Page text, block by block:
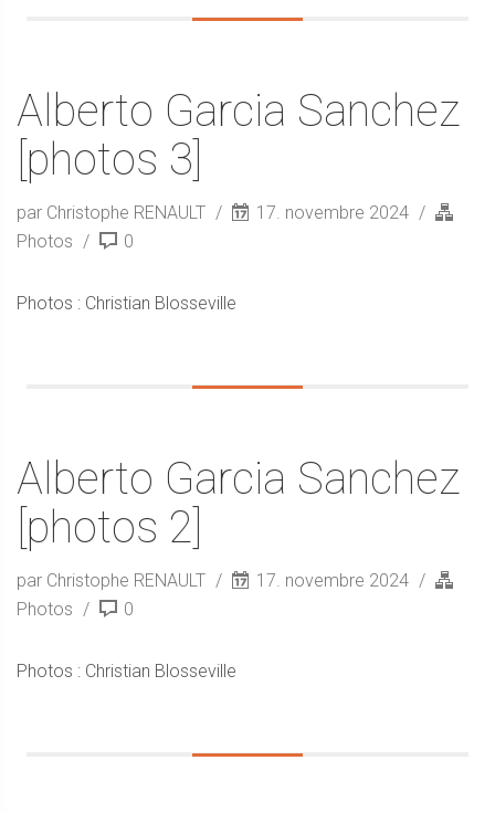
Alberto Garcia Sanchez
[photos 3]
par Christophe RENAULT
17. novembre 2024
Photos
0
Photos : Christian Blosseville
Alberto Garcia Sanchez
[photos 2]
par Christophe RENAULT
17. novembre 2024
Photos
0
Photos : Christian Blosseville